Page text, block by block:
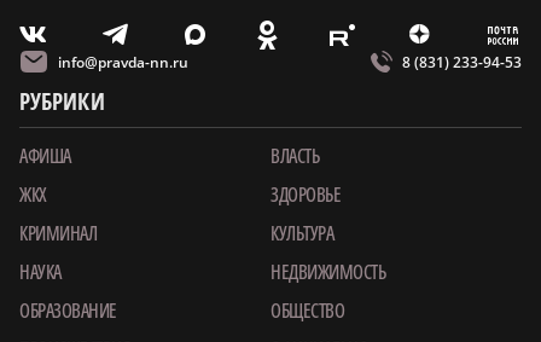
V T X O E Z m
info@pravda-nn.ru 8 (831) 233-94-53
РУБРИКИ
АФИША
ВЛАСТЬ
ЖКХ
ЗДОРОВЬЕ
КРИМИНАЛ
КУЛЬТУРА
НАУКА
НЕДВИЖИМОСТЬ
ОБРАЗОВАНИЕ
ОБЩЕСТВО